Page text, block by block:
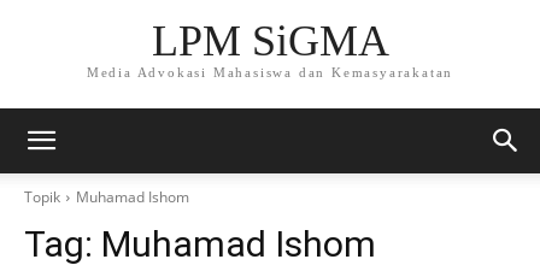
LPM SiGMA
Media Advokasi Mahasiswa dan Kemasyarakatan
Topik Muhamad Ishom
Tag: Muhamad Ishom